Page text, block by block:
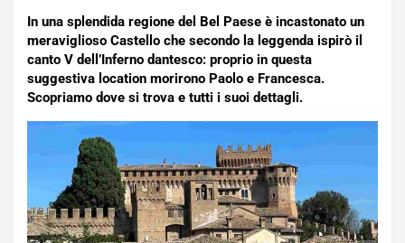
In una splendida regione del Bel Paese è incastonato un
meraviglioso Castello che secondo la leggenda ispirò il
canto V dell’Inferno dantesco: proprio in questa
suggestiva location morirono Paolo e Francesca.
Scopriamo dove si trova e tutti i suoi dettagli.